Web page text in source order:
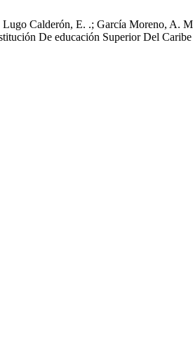
Calderón, E. .; García Moreno, A.
De educación Superior Del